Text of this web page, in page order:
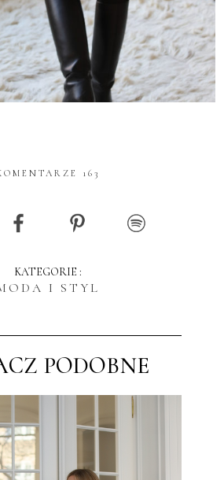
163
KATEGORIE :
I STYL
PODOBNE